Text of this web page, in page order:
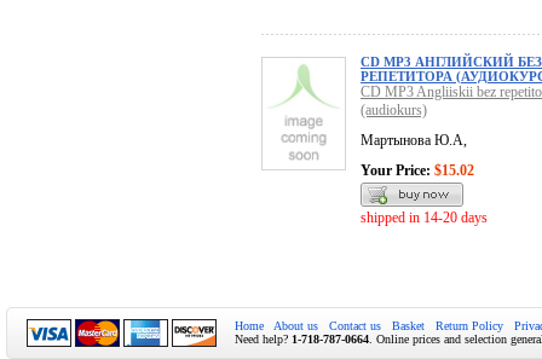
CD MP3 АНГЛИЙСКИЙ БЕЗ
РЕПЕТИТОРА
CD MP3 Angliiskii bez
(audiokurs)
Мартынова Ю.А,
Your Price: $15.02
shipped in 14-20 days
Home About us Contact us Basket Return Policy
Need help? 1-718-787-0664 . Online prices and selection